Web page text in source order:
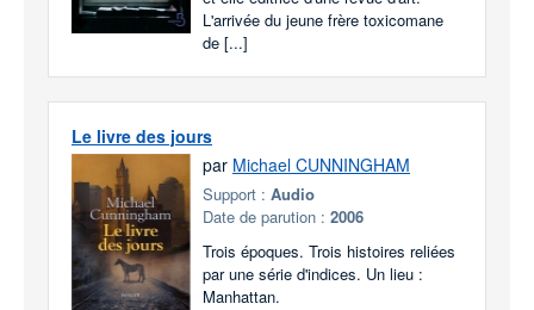
L'arrivée du jeune frère toxicomane
de [...]
Le livre des jours
par Michael CUNNINGHAM
Support : Audio
Date de parution : 2006
Trois époques. Trois histoires reliées
par une série d'indices. Un lieu :
Manhattan.